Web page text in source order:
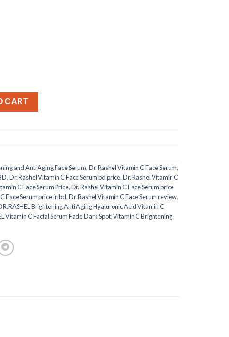
quantity
CART
and Anti Aging Face Serum,Dr. Rashel Vitamin C Face Serum,
,Dr. Rashel Vitamin C Face Serum bd price,Dr. Rashel Vitamin C
C Face Serum Price,Dr. Rashel Vitamin C Face Serum price
Face Serum price in bd,Dr. Rashel Vitamin C Face Serum review,
Brightening Anti Aging Hyaluronic Acid Vitamin C
Vitamin C Facial Serum Fade Dark Spot,Vitamin C Brightening